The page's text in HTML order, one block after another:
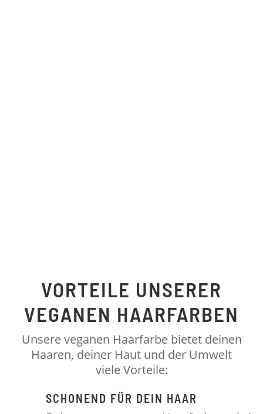
VORTEILE UNSERER
VEGANEN HAARFARBEN
Unsere veganen Haarfarbe bietet deinen
Haaren, deiner Haut und der Umwelt
viele Vorteile:
SCHONEND FÜR DEIN HAAR